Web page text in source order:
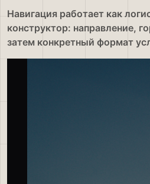
Навигация работает как
конструктор: направление,
затем конкретный формат